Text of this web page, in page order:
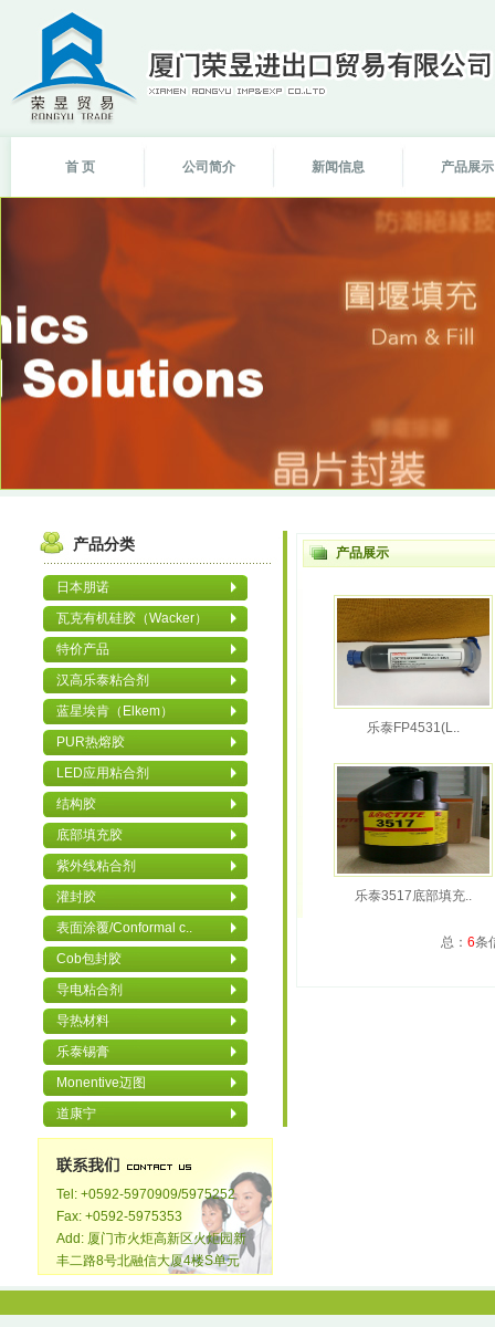
首 页 公司简介 新闻信息 产品展示
产品分类
日本朋诺
瓦克有机硅胶（Wacker）
特价产品
汉高乐泰粘合剂
蓝星埃肯（Elkem）
PUR热熔胶
LED应用粘合剂
结构胶
底部填充胶
紫外线粘合剂
灌封胶
表面涂覆/Conformal c..
Cob包封胶
导电粘合剂
导热材料
乐泰锡膏
Monentive迈图
道康宁
Tel: +0592-5970909/5975252
Fax: +0592-5975353
Add: 厦门市火炬高新区火炬园新
丰二路8号北融信大厦4楼S单元
产品展示
乐泰FP4531(L..
乐泰3517底部填充..
总： 6条